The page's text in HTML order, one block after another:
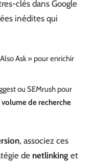
clés dans Google
inédites qui
Ask » pour enrichir
ou SEMrush pour
volume de recherche
, associez ces
de netlinking et